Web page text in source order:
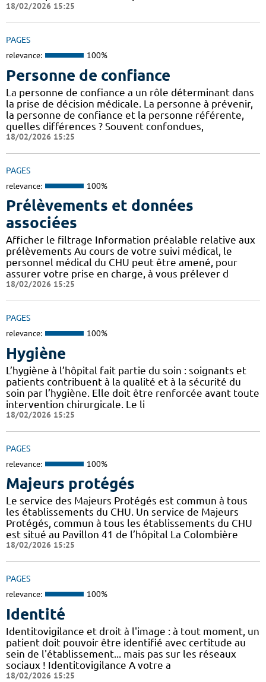
18/02/2026 15:25
PAGES
relevance: 100%
Personne de confiance
La personne de confiance a un rôle déterminant dans
la prise de décision médicale. La personne à prévenir,
la personne de confiance et la personne référente,
quelles différences ? Souvent confondues,
18/02/2026 15:25
PAGES
relevance: 100%
Prélèvements et données
associées
Afficher le filtrage Information préalable relative aux
prélèvements Au cours de votre suivi médical, le
personnel médical du CHU peut être amené, pour
assurer votre prise en charge, à vous prélever d
18/02/2026 15:25
PAGES
relevance: 100%
Hygiène
L’hygiène à l’hôpital fait partie du soin : soignants et
patients contribuent à la qualité et à la sécurité du
soin par l’hygiène. Elle doit être renforcée avant toute
intervention chirurgicale. Le li
18/02/2026 15:25
PAGES
relevance: 100%
Majeurs protégés
Le service des Majeurs Protégés est commun à tous
les établissements du CHU. Un service de Majeurs
Protégés, commun à tous les établissements du CHU
est situé au Pavillon 41 de l’hôpital La Colombière
18/02/2026 15:25
PAGES
relevance: 100%
Identité
Identitovigilance et droit à l'image : à tout moment, un
patient doit pouvoir être identifié avec certitude au
sein de l'établissement... mais pas sur les réseaux
sociaux ! Identitovigilance A votre a
18/02/2026 15:25